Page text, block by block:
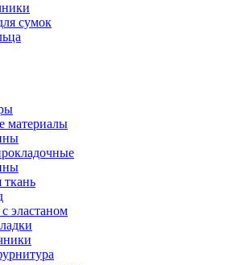
сумок
материалы
ткань
эластаном